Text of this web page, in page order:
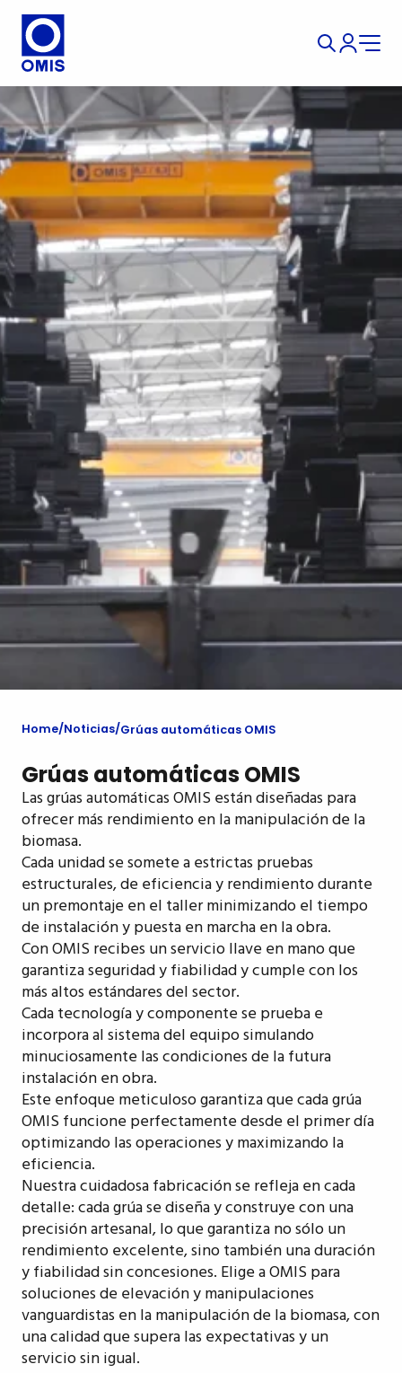
Home Noticias Grúas automáticas OMIS
Grúas automáticas OMIS
Las grúas automáticas OMIS están diseñadas para
ofrecer más rendimiento en la manipulación de la
biomasa.
Cada unidad se somete a estrictas pruebas
estructurales, de eficiencia y rendimiento durante
un premontaje en el taller minimizando el tiempo
de instalación y puesta en marcha en la obra.
Con OMIS recibes un servicio llave en mano que
garantiza seguridad y fiabilidad y cumple con los
más altos estándares del sector.
Cada tecnología y componente se prueba e
incorpora al sistema del equipo simulando
minuciosamente las condiciones de la futura
instalación en obra.
Este enfoque meticuloso garantiza que cada grúa
OMIS funcione perfectamente desde el primer día
optimizando las operaciones y maximizando la
eficiencia.
Nuestra cuidadosa fabricación se refleja en cada
detalle: cada grúa se diseña y construye con una
precisión artesanal, lo que garantiza no sólo un
rendimiento excelente, sino también una duración
y fiabilidad sin concesiones. Elige a OMIS para
soluciones de elevación y manipulaciones
vanguardistas en la manipulación de la biomasa, con
una calidad que supera las expectativas y un
servicio sin igual.